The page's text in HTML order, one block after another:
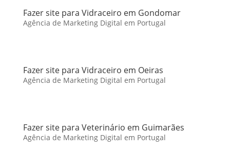
Fazer site para Vidraceiro em Gondomar
Agência de Marketing Digital em Portugal
Fazer site para Vidraceiro em Oeiras
Agência de Marketing Digital em Portugal
Fazer site para Veterinário em Guimarães
Agência de Marketing Digital em Portugal